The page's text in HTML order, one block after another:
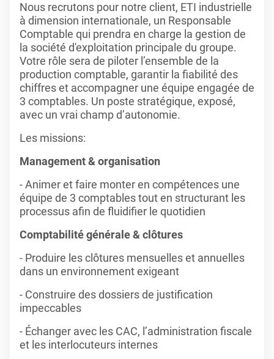
Nous recrutons pour notre client, ETI industrielle
à dimension internationale, un Responsable
Comptable qui prendra en charge la gestion de
la société d'exploitation principale du groupe.
Votre rôle sera de piloter l’ensemble de la
production comptable, garantir la fiabilité des
chiffres et accompagner une équipe engagée de
3 comptables. Un poste stratégique, exposé,
avec un vrai champ d’autonomie.
Les missions:
Management & organisation
- Animer et faire monter en compétences une
équipe de 3 comptables tout en structurant les
processus afin de fluidifier le quotidien
Comptabilité générale & clôtures
- Produire les clôtures mensuelles et annuelles
dans un environnement exigeant
- Construire des dossiers de justification
impeccables
- Échanger avec les CAC, l’administration fiscale
et les interlocuteurs internes